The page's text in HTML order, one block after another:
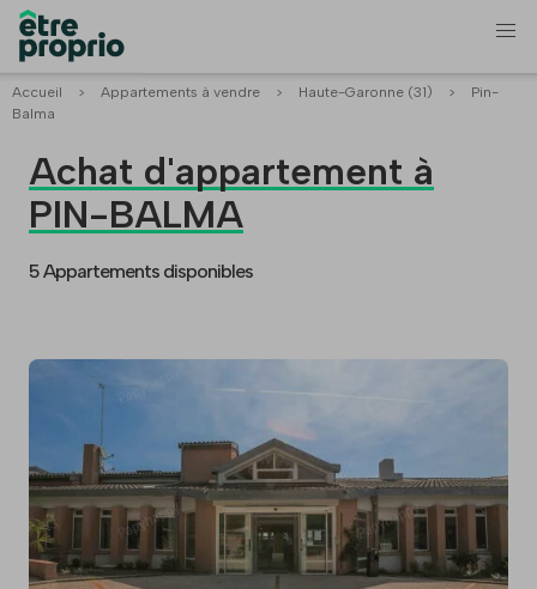
Accueil > Appartements à vendre > Haute-Garonne (31) >
Pin-
Balma
Achat d'appartement à
PIN-BALMA
5 Appartements disponibles